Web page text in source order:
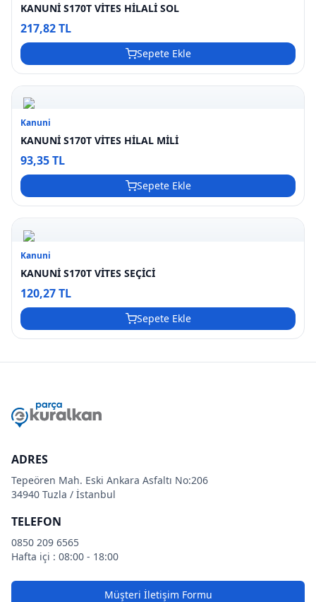
KANUNİ S170T VİTES HİLALİ SOL
217,82 TL
Sepete Ekle
Kanuni
KANUNİ S170T VİTES HİLAL MİLİ
93,35 TL
Sepete Ekle
Kanuni
KANUNİ S170T VİTES SEÇİCİ
120,27 TL
Sepete Ekle
ADRES
Tepeören Mah. Eski Ankara Asfaltı No:206
34940 Tuzla / İstanbul
TELEFON
0850 209 6565
Hafta içi : 08:00 - 18:00
Müşteri İletişim Formu